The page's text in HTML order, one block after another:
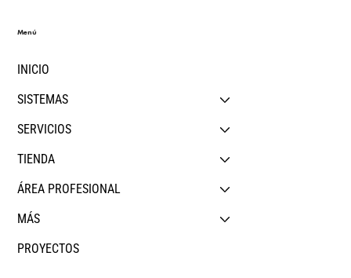
INICIO
SISTEMAS
SERVICIOS
TIENDA
ÁREA PROFESIONAL
MÁS
PROYECTOS
Menú